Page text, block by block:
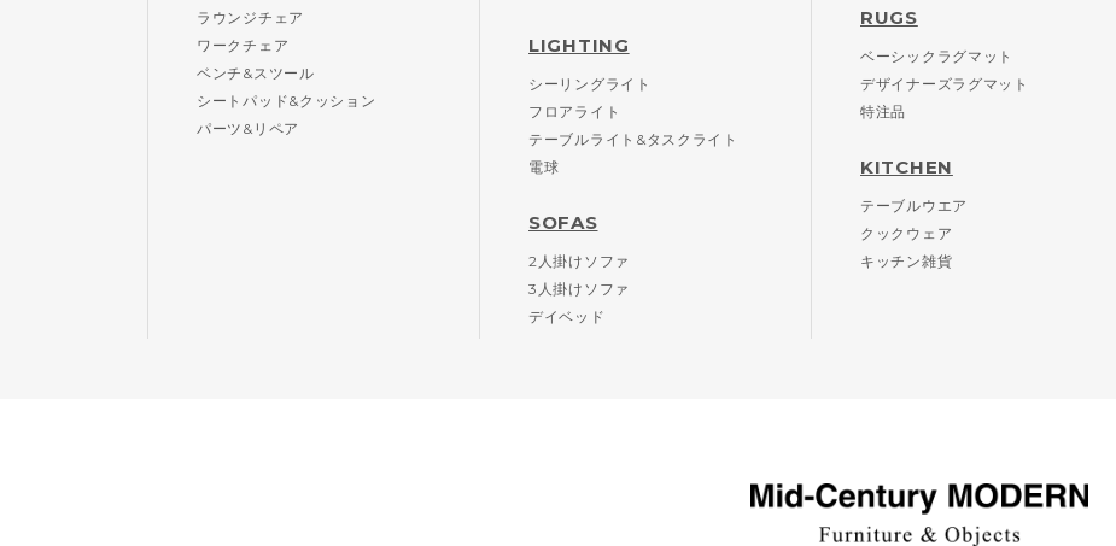
ラウンジチェア
ワークチェア
ベンチ&スツール
シートパッド&クッション
パーツ&リペア
LIGHTING
シーリングライト
フロアライト
テーブルライト&タスクライト
電球
SOFAS
2人掛けソファ
3人掛けソファ
デイベッド
RUGS
ベーシックラグマット
デザイナーズラグマット
特注品
KITCHEN
テーブルウエア
クックウェア
キッチン雑貨